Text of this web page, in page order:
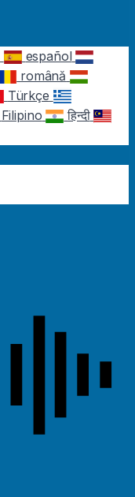
español
română
Türkçe
Filipino
हिन्दी